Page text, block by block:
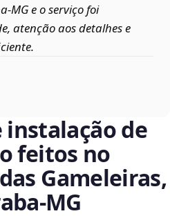
e o serviço foi
atenção aos detalhes e
instalação de
feitos no
Gameleiras,